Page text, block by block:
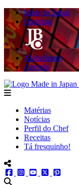
Made in Japan
Hashitag
AkibaSpace
Agenda
menu
Matérias
Notícias
Perfil do Chef
Receitas
Tá fresquinho!
menu redes social
facebookinstagram
youtube
twitter